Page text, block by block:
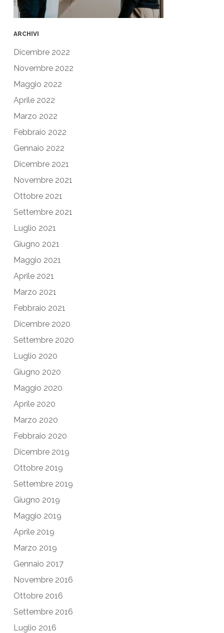
ARCHIVI
Dicembre 2022
Novembre 2022
Maggio 2022
Aprile 2022
Marzo 2022
Febbraio 2022
Gennaio 2022
Dicembre 2021
Novembre 2021
Ottobre 2021
Settembre 2021
Luglio 2021
Giugno 2021
Maggio 2021
Aprile 2021
Marzo 2021
Febbraio 2021
Dicembre 2020
Settembre 2020
Luglio 2020
Giugno 2020
Maggio 2020
Aprile 2020
Marzo 2020
Febbraio 2020
Dicembre 2019
Ottobre 2019
Settembre 2019
Giugno 2019
Maggio 2019
Aprile 2019
Marzo 2019
Gennaio 2017
Novembre 2016
Ottobre 2016
Settembre 2016
Luglio 2016